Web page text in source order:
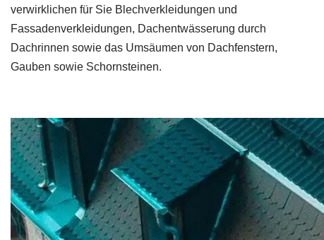
verwirklichen für Sie Blechverkleidungen und
Fassadenverkleidungen, Dachentwässerung durch
Dachrinnen sowie das Umsäumen von Dachfenstern,
Gauben sowie Schornsteinen.